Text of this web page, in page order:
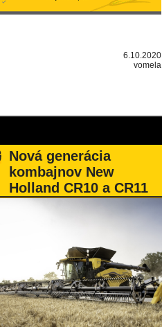
6.10.2020
vomela
Nová generácia
kombajnov New
Holland CR10 a CR11